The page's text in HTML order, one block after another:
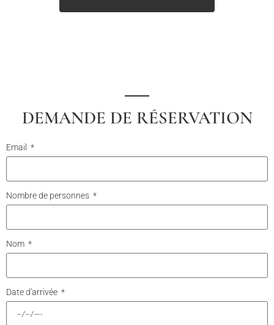
DEMANDE DE RÉSERVATION
Email
Nombre de personnes
Nom
Date d'arrivée